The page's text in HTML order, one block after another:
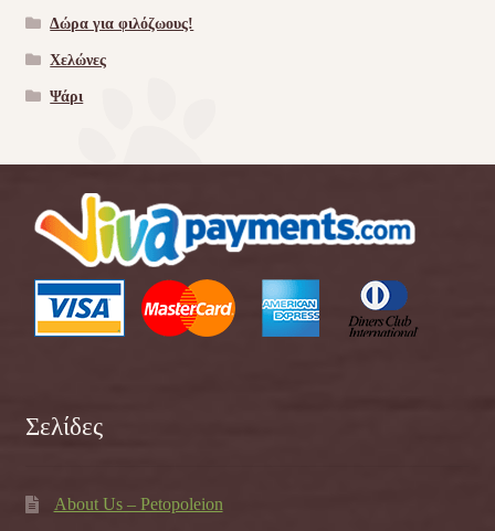
Δώρα για φιλόζωους!
Χελώνες
Ψάρι
Σελίδες
About Us – Petopoleion